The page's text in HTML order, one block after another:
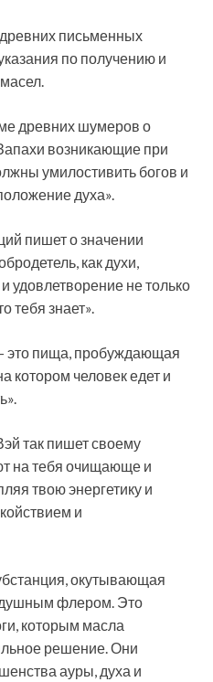
письменных
по получению и
древних шумеров о
возникающие при
умилостивить богов и
духа».
пишет о значении
как духи,
удовлетворение не только
тебя знает».
это пища, пробуждающая
котором человек едет и
так пишет своему
на тебя очищающе и
твою энергетику и
и
окутывающая
флером. Это
которым масла
решение. Они
ауры, духа и